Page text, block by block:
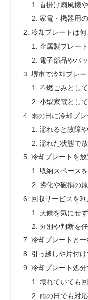
首掛け扇風機
家電・機器用
冷却プレートは
金属製プレー
電子部品やバ
堺市で冷却プレ
不燃ごみとし
小型家電とし
雨の日に冷却プ
濡れると故障
濡れた状態で
冷却プレートを
収納スペース
劣化や破損の
回収サービスを
天候を気にせ
分別や判断を
冷却プレートと
引っ越しや片付
冷却プレート処
壊れていても
雨の日でも対